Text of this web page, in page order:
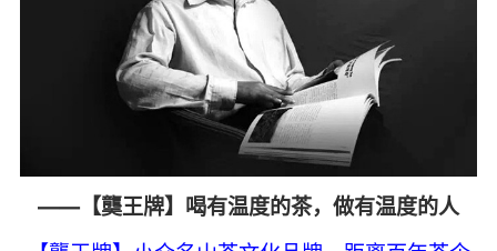
——【龑王牌】喝有温度的茶，做有温度的人